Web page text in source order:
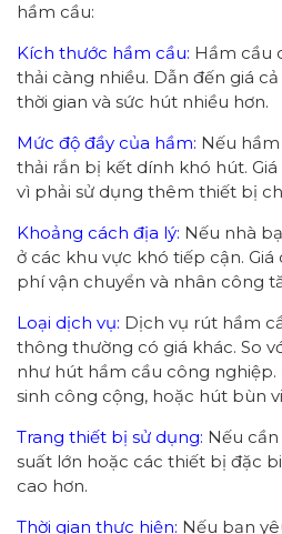
hầm cầu:
Kích thước hầm cầu: Hầm cầu
thải càng nhiều. Dẫn đến giá
thời gian và sức hút nhiều hơn.
Mức độ đầy của hầm: Nếu
thải rắn bị kết dính khó hút.
vì phải sử dụng thêm thiết bị
Khoảng cách địa lý: Nếu nhà
ở các khu vực khó tiếp cận.
phí vận chuyển và nhân công
Loại dịch vụ: Dịch vụ rút hầm
thông thường có giá khác. So
như hút hầm cầu công
sinh công cộng, hoặc hút bùn
Trang thiết bị sử dụng: Nếu
suất lớn hoặc các thiết bị đặc
cao hơn.
Thời gian thực hiện: Nếu bạn